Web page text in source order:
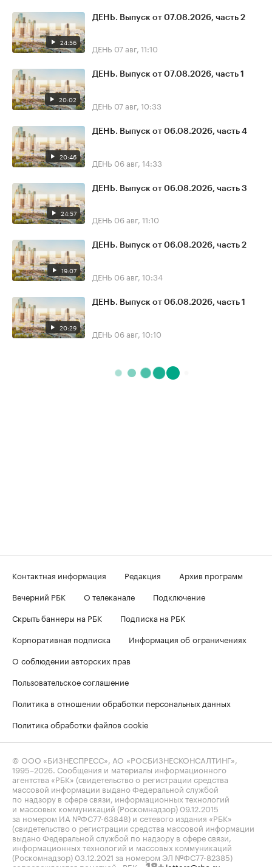
24:56
ДЕНЬ. Выпуск от 07.08.2026, часть 2
ДЕНЬ 07 авг, 11:10
20:02
ДЕНЬ. Выпуск от 07.08.2026, часть 1
ДЕНЬ 07 авг, 10:33
20:46
ДЕНЬ. Выпуск от 06.08.2026, часть 4
ДЕНЬ 06 авг, 14:33
24:57
ДЕНЬ. Выпуск от 06.08.2026, часть 3
ДЕНЬ 06 авг, 11:10
19:07
ДЕНЬ. Выпуск от 06.08.2026, часть 2
ДЕНЬ 06 авг, 10:34
20:29
ДЕНЬ. Выпуск от 06.08.2026, часть 1
ДЕНЬ 06 авг, 10:10
Контактная информация Редакция
Архив программ
Вечерний РБК
О телеканале
Подключение
Скрыть баннеры на РБК
Подписка на РБК
Корпоративная подписка
Информация об ограничениях
О соблюдении авторских прав
Пользовательское соглашение
Политика в отношении обработки персональных данных
Политика обработки файлов cookie
© ООО «БИЗНЕСПРЕСС», АО «РОСБИЗНЕСКОНСАЛТИНГ»,
1995–2026 . Сообщения и материалы информационного
агентства «РБК» (свидетельство о регистрации средства
массовой информации выдано Федеральной службой
по надзору в сфере связи, информационных технологий
и массовых коммуникаций (Роскомнадзор) 09.12.2015
за номером ИА №ФС77-63848) и сетевого издания «РБК»
(свидетельство о регистрации средства массовой информации
выдано Федеральной службой по надзору в сфере связи,
информационных технологий и массовых коммуникаций
(Роскомнадзор) 03.12.2021 за номером ЭЛ №ФС77-82385)